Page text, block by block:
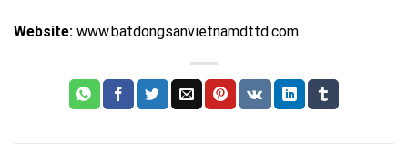
Website: www.batdongsanvietnamdttd.com